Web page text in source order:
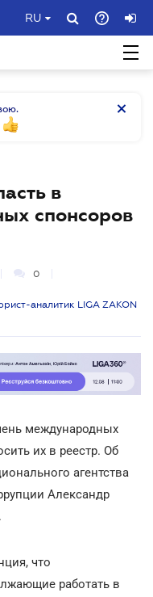
RU
в
спонсоров
0
аналитик LIGA ZAKON
международных
их в реестр. Об
агентства
Александр
что
работать в